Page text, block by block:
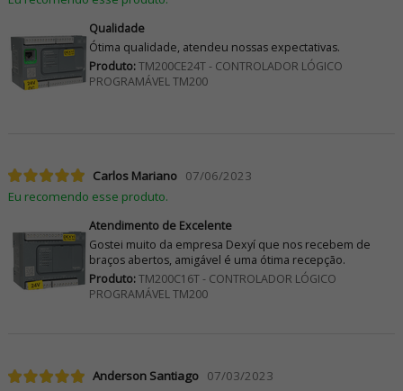
Qualidade
Ótima qualidade, atendeu nossas expectativas.
Produto:TM200CE24T - CONTROLADOR LÓGICO
PROGRAMÁVEL TM200
Carlos Mariano 07/06/2023
Eu recomendo esse produto.
Atendimento de Excelente
Gostei muito da empresa Dexyí que nos recebem de
braços abertos, amigável é uma ótima recepção.
Produto:TM200C16T - CONTROLADOR LÓGICO
PROGRAMÁVEL TM200
Anderson Santiago 07/03/2023